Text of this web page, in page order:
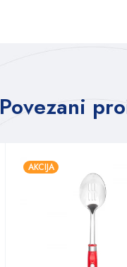
Povezani
AKCIJA